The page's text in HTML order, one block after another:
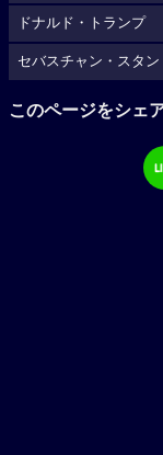
ドナルド・トランプ
セバスチャン・スタン
このページをシェ